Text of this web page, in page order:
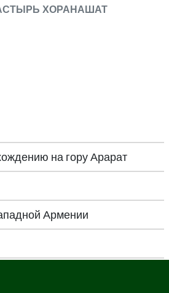
ХОРАНАШАТ
на гору Арарат
Армении